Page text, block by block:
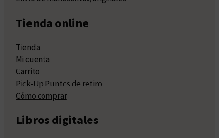
Tienda online
Tienda
Mi cuenta
Carrito
Pick-Up Puntos de retiro
Cómo comprar
Libros digitales